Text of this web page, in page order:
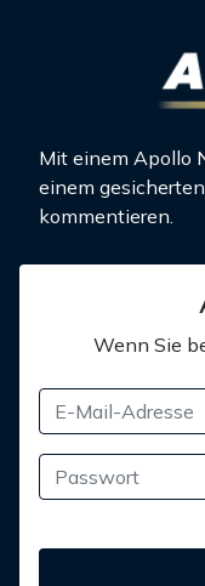
Mit einem Apollo
einem
kommentieren.
Wenn Sie